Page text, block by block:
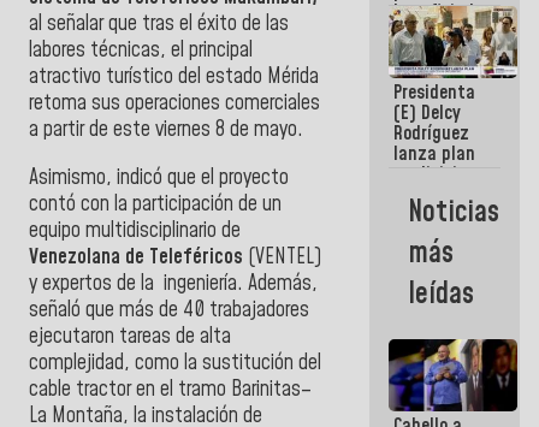
al señalarque tras el éxito de las
labores técnicas, el principal
atractivo turístico del estado Mérida
retoma sus operaciones comerciales
a partir de este viernes 8 de mayo.
Asimismo, indicó que el proyecto
contó con la participación de un
equipo multidisciplinario de
Venezolana de Teleféricos (VENTEL)
y expertos de la ingeniería. Además,
señaló que más de 40 trabajadores
ejecutaron tareas de alta
complejidad, como la sustitución del
cable tractor en el tramo Barinitas–
La Montaña, la instalación de
beneficiadas
con planes
para
atención de
emergencia
sísmica en
la última
semana
Presidenta
(E) Delcy
Rodríguez
lanza plan
crediticio
con subsidio
a Juntas de
Condominio
Noticias
más
leídas